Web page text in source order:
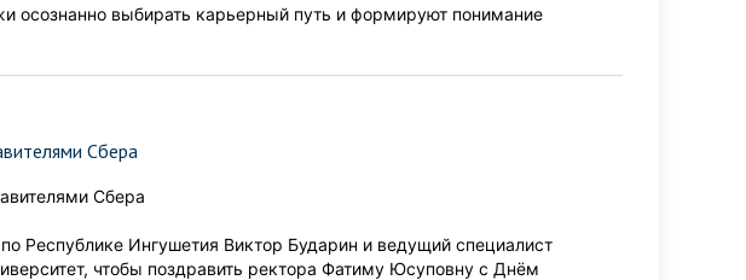
осознанно выбирать карьерный путь и формируют понимание
Сбера
Сбера
Республике Ингушетия Виктор Бударин и ведущий специалист
чтобы поздравить ректора Фатиму Юсуповну с Днём